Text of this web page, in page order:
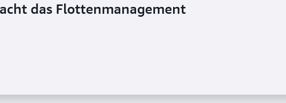
das Flottenmanagement
aus Data Lakes
halbstrukturierte Daten in